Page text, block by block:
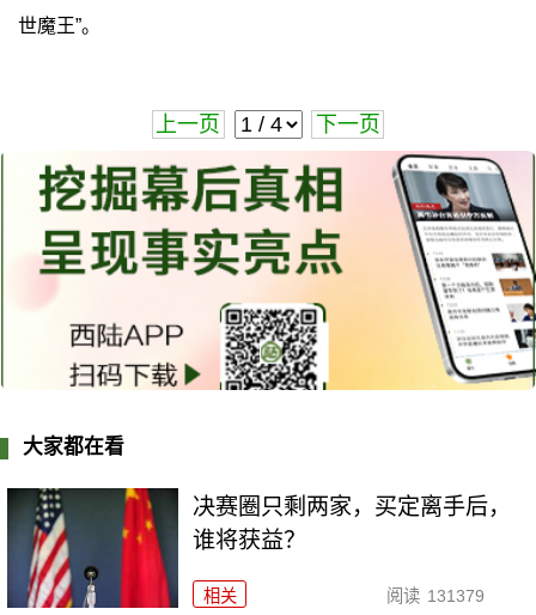
世魔王”。
上一页 下一页
大家都在看
决赛圈只剩两家，买定离手后，
谁将获益？
相关 阅读 131379